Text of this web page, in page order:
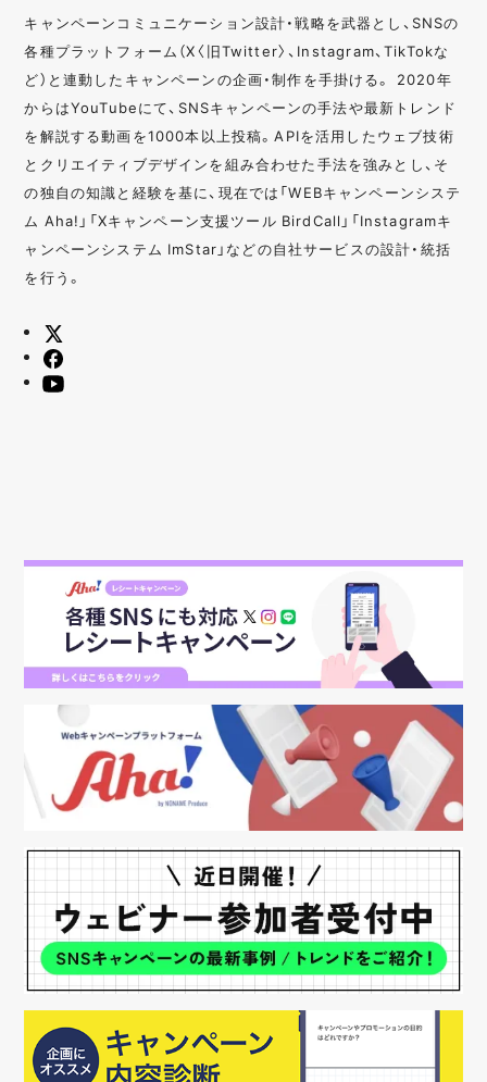
キャンペーンコミュニケーション設計・戦略を武器とし、SNSの
各種プラットフォーム（X〈旧Twitter〉、Instagram、TikTokな
ど）と連動したキャンペーンの企画・制作を手掛ける。 2020年
からはYouTubeにて、SNSキャンペーンの手法や最新トレンド
を解説する動画を1000本以上投稿。APIを活用したウェブ技術
とクリエイティブデザインを組み合わせた手法を強みとし、そ
の独自の知識と経験を基に、現在では「WEBキャンペーンシステ
ム Aha!」「Xキャンペーン支援ツール BirdCall」「Instagramキ
ャンペーンシステム ImStar」などの自社サービスの設計・統括
を行う。